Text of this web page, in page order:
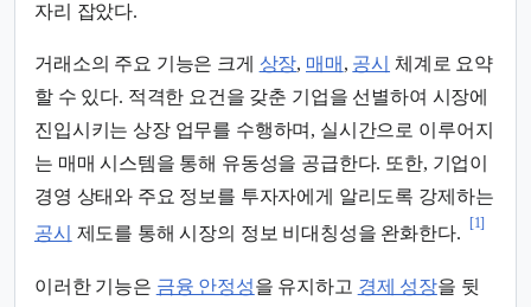
자리 잡았다.
거래소의 주요 기능은 크게 상장, 매매 , 공시 체계로 요약
할 수 있다. 적격한 요건을 갖춘 기업을 선별하여 시장에
진입시키는 상장 업무를 수행하며, 실시간으로 이루어지
는 매매 시스템을 통해 유동성을 공급한다. 또한, 기업이
경영 상태와 주요 정보를 투자자에게 알리도록 강제하는
공시 제도를 통해 시장의 정보 비대칭성을 완화한다.
[1]
이러한 기능은 금융 안정성을 유지하고 경제 성장을 뒷